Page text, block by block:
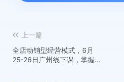
上一篇
全店动销型经营模式，6月
25-26日广州线下课，掌握